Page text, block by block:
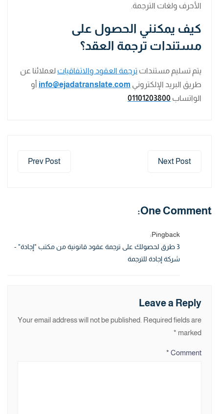
الأحرف ولغات الترجمة.
كيف يمكنني الحصول على
مستندات ترجمة العقد؟
يتم تسليم مستندات ترجمة العقود والاتفاقيات لعملائنا عن
طريق البريد الإلكتروني info@ejadatranslate.com أو
الواتساب 01101203800
Prev Post Next Post
One Comment:
Pingback:
3 طرق لحصولك على ترجمة عقود قانونية من مكتب "إجادة" -
شركة إجادة للترجمة
Leave a Reply
Your email address will not be published. Required fields are
marked
*
Comment
*